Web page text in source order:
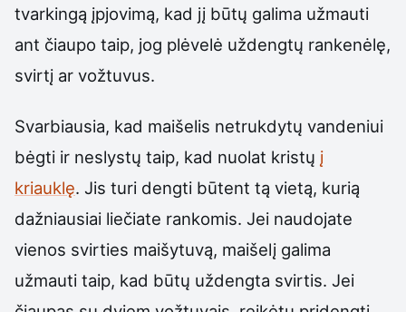
tvarkingą įpjovimą, kad jį būtų galima užmauti
ant čiaupo taip, jog plėvelė uždengtų rankenėlę,
svirtį ar vožtuvus.
Svarbiausia, kad maišelis netrukdytų vandeniui
bėgti ir neslystų taip, kad nuolat kristų į
kriauklę. Jis turi dengti būtent tą vietą, kurią
dažniausiai liečiate rankomis. Jei naudojate
vienos svirties maišytuvą, maišelį galima
užmauti taip, kad būtų uždengta svirtis. Jei